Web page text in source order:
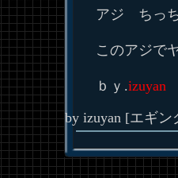
アジ ちっ
このアジで
ｂｙ.izuyan
by izuyan [エギン